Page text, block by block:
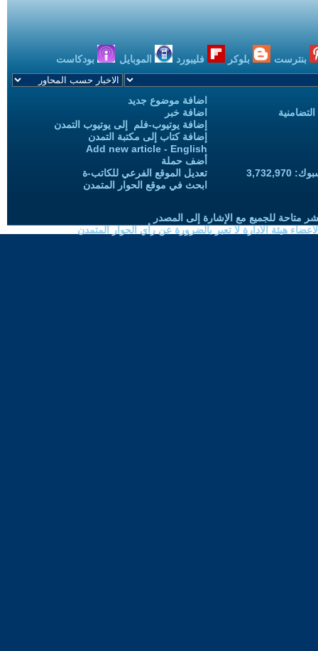
بنترست بلوكر فليبورد الموبايل بودكاست
اضافة موضوع جديد
اضافة خبر
إضافة يوتيوب-فلم إلى يوتيوب التمدن
إضافة كتاب إلى مكتبة التمدن
Add new article - English
أضف حملة
تعديل الموقع الفرعي للكاتب-ة
ابحث في موقع الحوار المتمدن
متاحة للجميع مع الإشارة إلى المصدر
هيئة الادارة لا تعبر بالضرورة عن رأي الحوار المتمدن